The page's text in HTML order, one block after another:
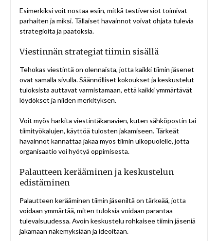
Esimerkiksi voit nostaa esiin, mitkä testiversiot toimivat
parhaiten ja miksi. Tällaiset havainnot voivat ohjata tulevia
strategioita ja päätöksiä.
Viestinnän strategiat tiimin sisällä
Tehokas viestintä on olennaista, jotta kaikki tiimin jäsenet
ovat samalla sivulla. Säännölliset kokoukset ja keskustelut
tuloksista auttavat varmistamaan, että kaikki ymmärtävät
löydökset ja niiden merkityksen.
Voit myös harkita viestintäkanavien, kuten sähköpostin tai
tiimityökalujen, käyttöä tulosten jakamiseen. Tärkeät
havainnot kannattaa jakaa myös tiimin ulkopuolelle, jotta
organisaatio voi hyötyä oppimisesta.
Palautteen kerääminen ja keskustelun
edistäminen
Palautteen kerääminen tiimin jäseniltä on tärkeää, jotta
voidaan ymmärtää, miten tuloksia voidaan parantaa
tulevaisuudessa. Avoin keskustelu rohkaisee tiimin jäseniä
jakamaan näkemyksiään ja ideoitaan.